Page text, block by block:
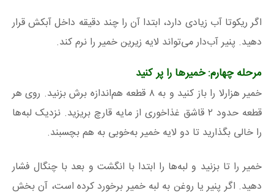
اگر ریکوتا آب زیادی دارد، ابتدا آن را چند دقیقه داخل آبکش قرار
دهید. پنیر آب‌دار می‌تواند لایه زیرین خمیر را نرم کند.
مرحله چهارم: خمیرها را پر کنید
خمیر هزارلا را باز کنید و به ۸ قطعه هم‌اندازه برش بزنید. روی هر
قطعه حدود ۲ قاشق غذاخوری از مایه قارچ بریزید. نزدیک لبه‌ها
را خالی بگذارید تا دو لایه خمیر به‌خوبی به هم بچسبند.
خمیر را تا بزنید و لبه‌ها را ابتدا با انگشت و بعد با چنگال فشار
دهید. اگر پنیر یا روغن به لبه خمیر برخورد کرده است، آن بخش